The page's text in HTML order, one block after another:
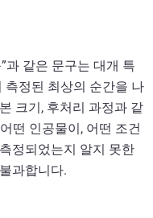
과 같은 문구는 대개 특
측정된 최상의 순간을 나
크기, 후처리 과정과 같
떤 인공물이, 어떤 조건
정되었는지 알지 못한
과합니다.